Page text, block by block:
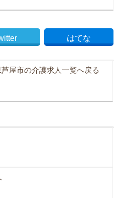
はてな
屋市の介護求人一覧へ戻る